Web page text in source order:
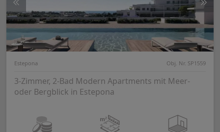
Estepona Obj. Nr. SP1559
3-Zimmer, 2-Bad Modern Apartments mit Meer-
oder Bergblick in Estepona